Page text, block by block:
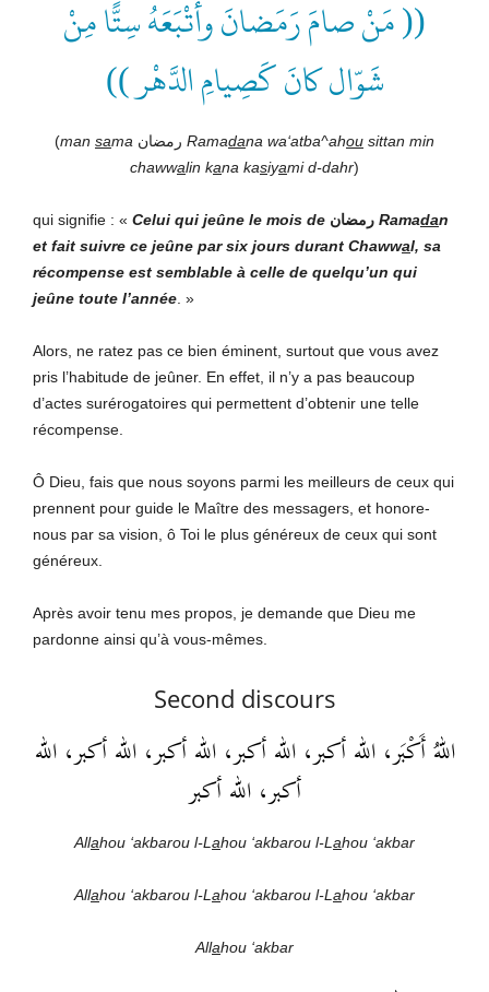
(( مَنْ صامَ رَمَضانَ وأَتْبَعَهُ سِتًّا مِنْ
شَوّال كانَ كَصِيامِ الدَّهْر ))
(man sama رمضان Ramadana wa‘atba^ahou sittan min
chawwalin kana kasiyami d-dahr)
qui signifie : « Celui qui jeûne le mois de رمضان Ramadan
et fait suivre ce jeûne par six jours durant Chawwal, sa
récompense est semblable à celle de quelqu’un qui
jeûne toute l’année . »
Alors, ne ratez pas ce bien éminent, surtout que vous avez
pris l’habitude de jeûner. En effet, il n’y a pas beaucoup
d’actes surérogatoires qui permettent d’obtenir une telle
récompense.
Ô Dieu, fais que nous soyons parmi les meilleurs de ceux qui
prennent pour guide le Maître des messagers, et honore-
nous par sa vision, ô Toi le plus généreux de ceux qui sont
généreux.
Après avoir tenu mes propos, je demande que Dieu me
pardonne ainsi qu’à vous-mêmes.
Second discours
اللهُ أَكْبَر، الله أكبر، الله أكبر، الله أكبر، الله أكبر، الله
أكبر، الله أكبر
Allahou ‘akbarou l-L ahou ‘akbarou l-L ahou ‘akbar
Allahou ‘akbarou l-L ahou ‘akbarou l-L ahou ‘akbar
Allahou ‘akbar